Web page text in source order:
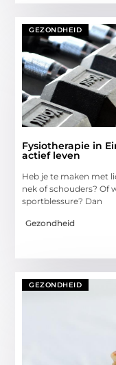
GEZONDHEID
Fysiotherapie in
actief leven
Heb je te maken met
nek of schouders? Of
sportblessure? Dan
Gezondheid
GEZONDHEID